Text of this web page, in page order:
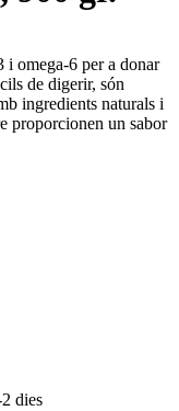
i omega-6 per a donar
de digerir, són
ingredients naturals i
proporcionen un sabor
dies